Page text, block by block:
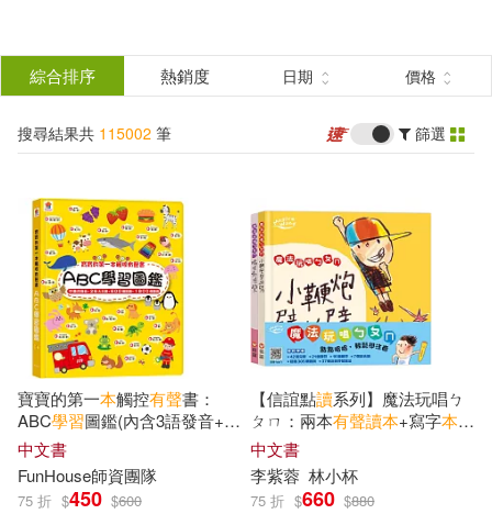
結
分類 (單選)
所有商品(115002)
圖書(100484) 影音(430)
雜誌(1133) 美妝(19)
服飾(97) 家居生活(336)
美食(19) 3C(182)
家電(156)
作者 (可複選)
Martha Day(5000)
Zschock(5000)
綜合排序 熱銷度 日期 價格
搜尋結果共 115002 筆 篩選
寶寶的第一本觸控有聲書：
ABC學習圖鑑(內含3語發音+26
個字母
中文書
FunHouse師資團隊
75 折 $450 $600
【信誼點讀系列】魔法玩唱ㄅ
ㄆㄇ：兩本有聲讀本+寫字本
+雙面點
中文書
李紫蓉 林小杯
75 折 $660 $880